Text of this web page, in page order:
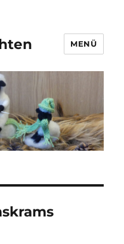
MENÜ